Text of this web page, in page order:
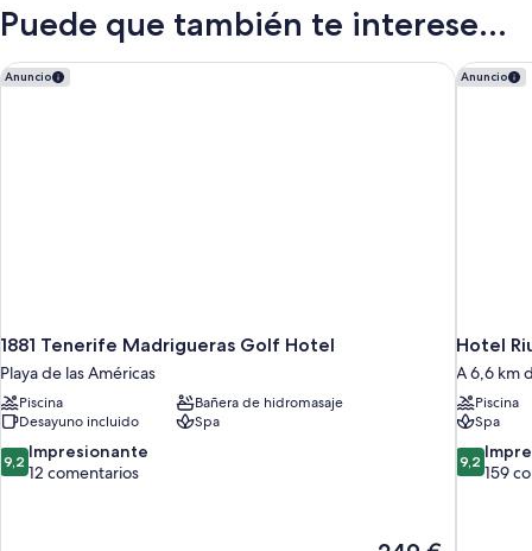
Puede que también te interese...
Anuncio
1881 Tenerife Madrigueras Golf Hotel
Playa de las Américas
Piscina
Bañera de hidromasaje
Desayuno incluido
Spa
9.2
sobre
9,2 Impresionante
12 comentarios
1881 Tenerife Madrigueras Golf Hotel Anuncio
Hotel
A 6,6 km
Piscina
Spa
9.2
sobre
9,2
159
Hotel